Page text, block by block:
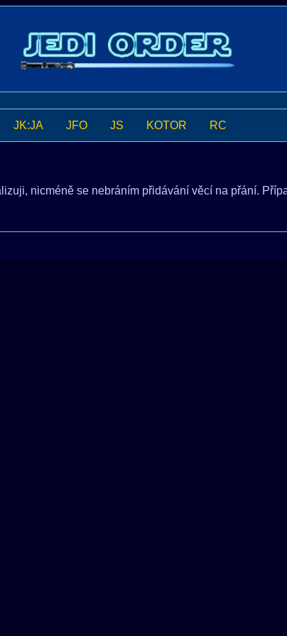
JK:JA JFO JS KOTOR RC
nicméně se nebráním přidávání věcí na přání.